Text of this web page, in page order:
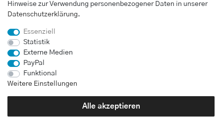
Hinweise zur Verwendung personenbezogener Daten in unserer
Daten­schutz­erklärung.
Essenziell
Statistik
Externe Medien
PayPal
Funktional
Weitere Einstellungen
Alle akzeptieren
AGB
Vertrag widerrufen
UNTERNEHMEN
Kontakt
Bei Fragen wenden Sie sich direkt an unser Service-Team.